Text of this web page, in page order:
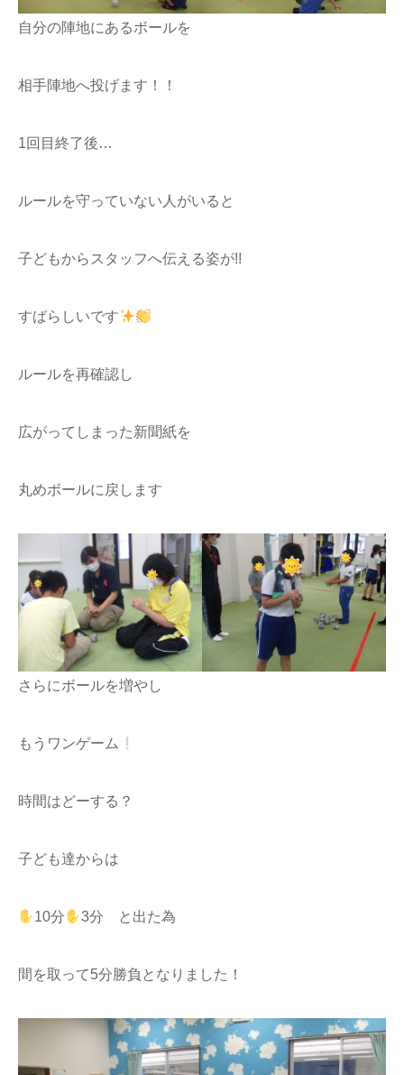
自分の陣地にあるボールを
相手陣地へ投げます！！
1回目終了後…
ルールを守っていない人がいると
子どもからスタッフへ伝える姿が!!
すばらしいです
ルールを再確認し
広がってしまった新聞紙を
丸めボールに戻します
さらにボールを増やし
もうワンゲーム
時間はどーする？
子ども達からは
10分 3分 と出た為
間を取って5分勝負となりました！